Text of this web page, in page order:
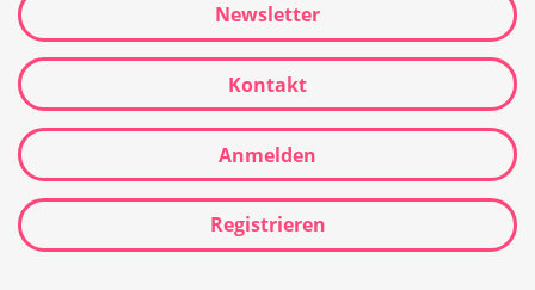
Newsletter
Kontakt
Anmelden
Registrieren